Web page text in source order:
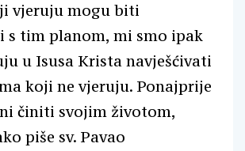
vjeruju mogu biti
s tim planom, mi smo ipak
u Isusa Krista navješćivati
koji ne vjeruju. Ponajprije
činiti svojim životom,
piše sv. Pavao